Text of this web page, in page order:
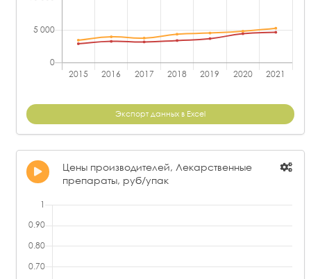
Экспорт данных в Excel
Цены производителей, Лекарственные
препараты, руб/упак